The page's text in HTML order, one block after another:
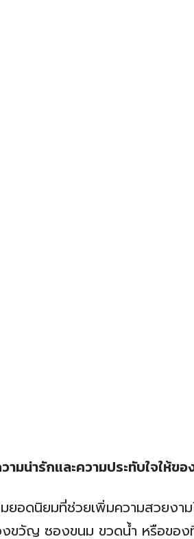
มน่ารักและความประทับใจให้ขอ
ยอดนิยมที่ช่วยเพิ่มความสวยง
งขวัญ ซองขนม ขวดน้ำ หรือขอ